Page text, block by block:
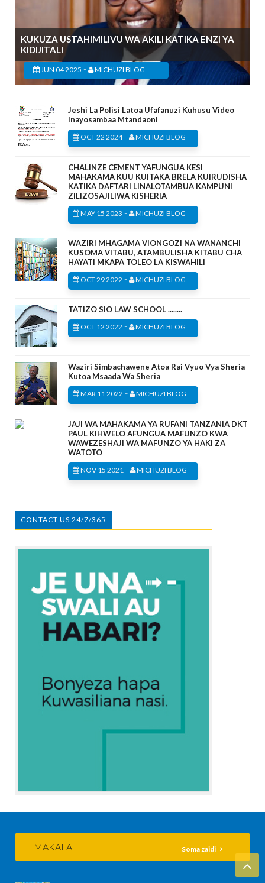
KUKUZA USTAHIMILIVU WA AKILI KATIKA ENZI YA
KIDIJITALI
JUN 04 2025 - MICHUZI BLOG
Jeshi La Polisi Latoa Ufafanuzi Kuhusu Video
Inayosambaa Mtandaoni
OCT 22 2024- MICHUZI BLOG
CHALINZE CEMENT YAFUNGUA KESI
MAHAKAMA KUU KUITAKA BRELA KUIRUDISHA
KATIKA DAFTARI LINALOTAMBUA KAMPUNI
ZILIZOSAJILIWA KISHERIA
MAY 15 2023 - MICHUZI BLOG
WAZIRI MHAGAMA VIONGOZI NA WANANCHI
KUSOMA VITABU, ATAMBULISHA KITABU CHA
HAYATI MKAPA TOLEO LA KISWAHILI
OCT 29 2022 - MICHUZI BLOG
TATIZO SIO LAW SCHOOL ........
OCT 12 2022 - MICHUZI BLOG
Waziri Simbachawene Atoa Rai Vyuo Vya Sheria
Kutoa Msaada Wa Sheria
MAR 11 2022 - MICHUZI BLOG
JAJI WA MAHAKAMA YA RUFANI TANZANIA DKT
PAUL KIHWELO AFUNGUA MAFUNZO KWA
WAWEZESHAJI WA MAFUNZO YA HAKI ZA
WATOTO
NOV 15 2021 - MICHUZI BLOG
CONTACT US 24/7/365
MAKALA Soma zaidi